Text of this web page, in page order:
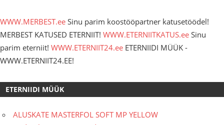
WWW.MERBEST.ee Sinu parim koostööpartner katusetöödel!
MERBEST KATUSED ETERNIIT! WWW.ETERNIITKATUS.ee Sinu
parim eterniit! WWW.ETERNIIT24.ee ETERNIIDI MÜÜK -
WWW.ETERNIIT24.EE!
ETERNIIDI MÜÜK
ALUSKATE MASTERFOL SOFT MP YELLOW